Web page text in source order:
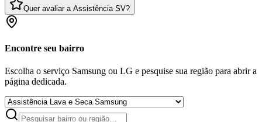
Quer avaliar a Assistência SV?
Encontre seu bairro
Escolha o serviço Samsung ou LG e pesquise sua região para abrir a
página dedicada.